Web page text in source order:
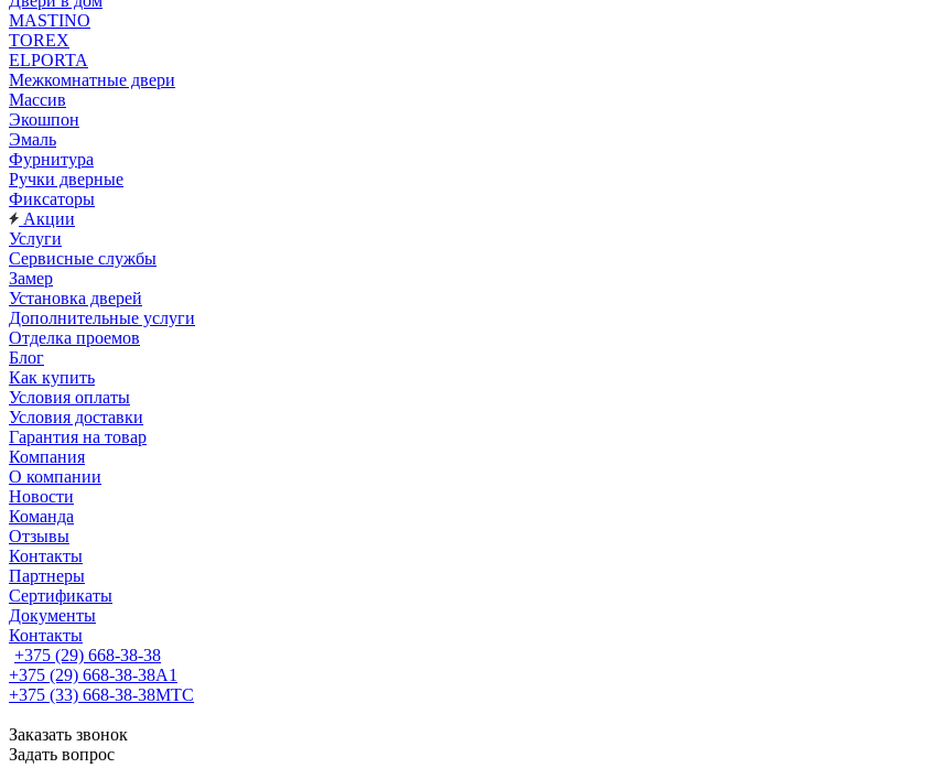
MASTINO
TOREX
ELPORTA
Межкомнатные двери
Массив
Экошпон
Эмаль
Фурнитура
Ручки дверные
Фиксаторы
Акции
Услуги
Сервисные службы
Замер
Установка дверей
Дополнительные услуги
Отделка проемов
Блог
Как купить
Условия оплаты
Условия доставки
Гарантия на товар
Компания
О компании
Новости
Команда
Отзывы
Контакты
Партнеры
Сертификаты
Документы
Контакты
+375 (29) 668-38-38
+375 (29) 668-38-38A1
+375 (33) 668-38-38МТС
Заказать звонок
Задать вопрос